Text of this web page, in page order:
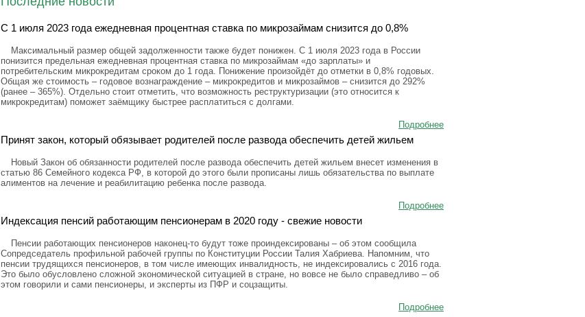
С 1 июля 2023 года ежедневная процентная ставка по микрозаймам снизится до 0,8%
Максимальный размер общей задолженности также будет понижен. С 1 июля 2023 года в России
понизится предельная ежедневная процентная ставка по микрозаймам «до зарплаты» и
потребительским микрокредитам сроком до 1 года. Понижение произойдёт до отметки в 0,8% годовых.
Общая же стоимость – годовое вознаграждение – микрокредитов и микрозаймов – снизится до 292%
(ранее – 365%). Отдельно стоит отметить, что возможность реструктуризации (это относится к
микрокредитам) поможет заёмщику быстрее расплатиться с долгами.
Подробнее
Принят закон, который обязывает родителей после развода обеспечить детей жильем
Новый Закон об обязанности родителей после развода обеспечить детей жильем внесет изменения в
статью 86 Семейного кодекса РФ, в которой до этого были прописаны лишь обязательства по выплате
алиментов на лечение и реабилитацию ребенка после развода.
Подробнее
Индексация пенсий работающим пенсионерам в 2020 году - свежие новости
Пенсии работающих пенсионеров наконец-то будут тоже проиндексированы – об этом сообщила
Сопредседатель профильной рабочей группы по Конституции России Талия Хабриева. Напомним, что
пенсии трудящихся пенсионеров, в том числе имеющих инвалидность, не индексировались с 2016 года.
Это было обусловлено сложной экономической ситуацией в стране, но вовсе не было справедливо – об
этом говорили и сами пенсионеры, и эксперты из ПФР и соцзащиты.
Подробнее